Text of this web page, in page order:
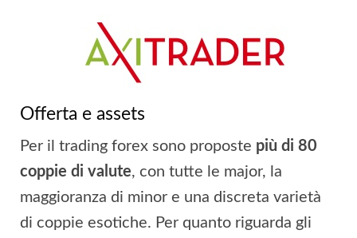
Offerta e assets
Per il trading forex sono proposte più di 80
coppie di valute, con tutte le major, la
maggioranza di minor e una discreta varietà
di coppie esotiche. Per quanto riguarda gli